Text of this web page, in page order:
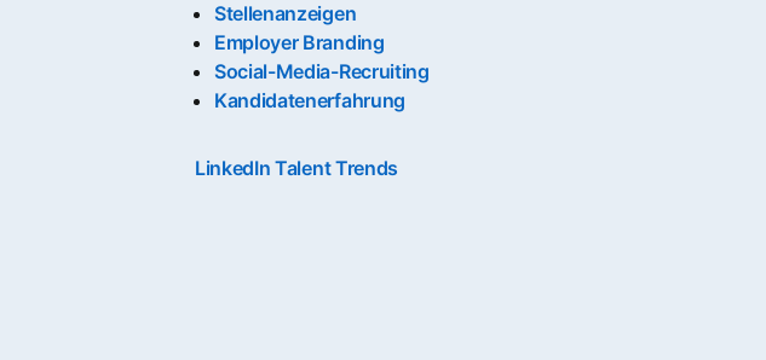
Stellenanzeigen
Employer Branding
Social-Media-Recruiting
Kandidatenerfahrung
LinkedIn Talent Trends